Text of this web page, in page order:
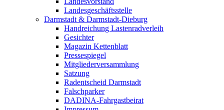
Landesgeschäftsstelle
Darmstadt & Darmstadt-Dieburg
Handreichung Lastenradverleih
Gesichter
Magazin Kettenblatt
Pressespiegel
Mitgliederversammlung
Satzung
Radentscheid Darmstadt
Falschparker
DADINA-Fahrgastbeirat